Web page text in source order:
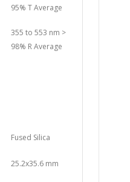
95% T Average
355 to 553 nm >
98% R Average
Fused Silica
25.2x35.6 mm